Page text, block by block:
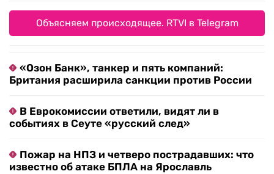
Объясняем происходящее. RTVI в Telegram
«Озон Банк», танкер и пять компаний:
Британия расширила санкции против России
В Еврокомиссии ответили, видят ли в
событиях в Сеуте «русский след»
Пожар на НПЗ и четверо пострадавших: что
известно об атаке БПЛА на Ярославль